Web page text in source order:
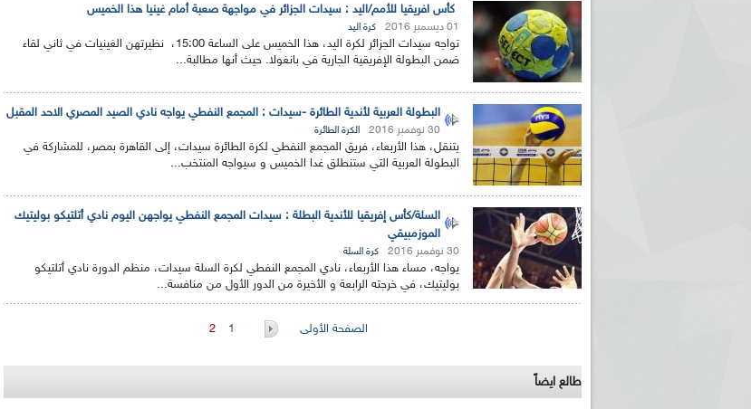
كأس افريقيا للأمم/اليد : سيدات الجزائر في مواجهة صعبة أمام غينيا هذا الخميس
01 ديسمبر 2016 كرة اليد
تواجه سيدات الجزائر لكرة اليد، هذا الخميس على الساعة 15:00، نظيرتهن الغينيات في ثاني لقاء
ضمن البطولة الإفريقية الجارية في بانغولا. حيث أنها مطالبة...
البطولة العربية لأندية الطائرة -سيدات : المجمع النفطي يواجه نادي الصيد المصري الاحد المقبل
30 نوفمبر 2016 الكرة الطائرة
يتنقل، هذا الأربعاء، فريق المجمع النفطي لكرة الطائرة سيدات، إلى القاهرة بمصر، للمشاركة في
البطولة العربية التي ستنطلق غدا الخميس و سيواجه المنتخب...
السلة/كأس إفريقيا للأندية البطلة : سيدات المجمع النفطي يواجهن اليوم نادي أتلتيكو بوليتيك
الموزمبيقي
30 نوفمبر 2016 كرة السلة
يواجه، مساء هذا الأربعاء، نادي المجمع النفطي لكرة السلة سيدات، منظم الدورة نادي أتلتيكو
بوليتيك، في خرجته الرابعة و الأخيرة من الدور الأول من منافسة...
الصفحة الأولى 1
2
طالع ايضاً